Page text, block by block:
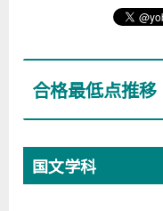
合格最低点推移
国文学科